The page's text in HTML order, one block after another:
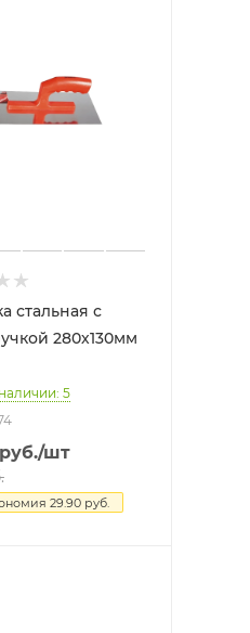
стальная с
280х130мм
5
/шт
29.90руб.